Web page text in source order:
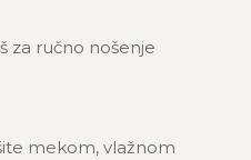
za ručno nošenje
mekom, vlažnom